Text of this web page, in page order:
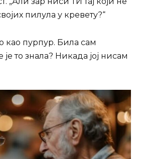
пилула у кревету?“
као пурпур. Била сам
то знала? Никада јој нисам